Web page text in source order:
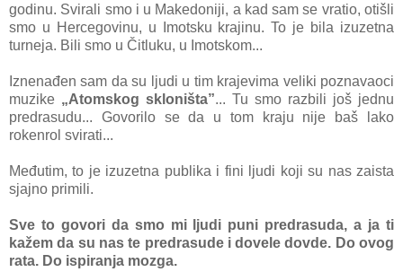
godinu. Svirali smo i u Makedoniji, a kad sam se vratio, otišli
smo u Hercegovinu, u Imotsku krajinu. To je bila izuzetna
turneja. Bili smo u Čitluku, u Imotskom...
Iznenađen sam da su ljudi u tim krajevima veliki poznavaoci
muzike „Atomskog skloništa”... Tu smo razbili još jednu
predrasudu... Govorilo se da u tom kraju nije baš lako
rokenrol svirati...
Međutim, to je izuzetna publika i fini ljudi koji su nas zaista
sjajno primili.
Sve to govori da smo mi ljudi puni predrasuda, a ja ti
kažem da su nas te predrasude i dovele dovde. Do ovog
rata. Do ispiranja mozga.